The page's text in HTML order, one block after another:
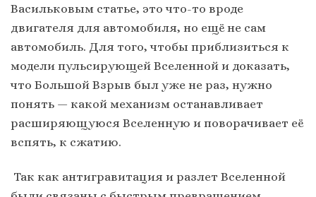
Васильковым статье, это что-то вроде
двигателя для автомобиля, но ещё не сам
автомобиль. Для того, чтобы приблизиться к
модели пульсирующей Вселенной и доказать,
что Большой Взрыв был уже не раз, нужно
понять — какой механизм останавливает
расширяющуюся Вселенную и поворачивает её
вспять, к сжатию.
Так как антигравитация и разлет Вселенной